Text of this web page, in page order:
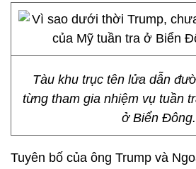
Tàu khu trục tên lửa dẫn
từng tham gia nhiệm vụ tuần
ở Biển Đông.
Tuyên bố của ông Trump và